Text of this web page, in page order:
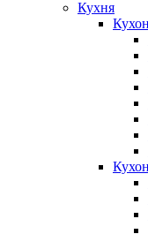
Кухня